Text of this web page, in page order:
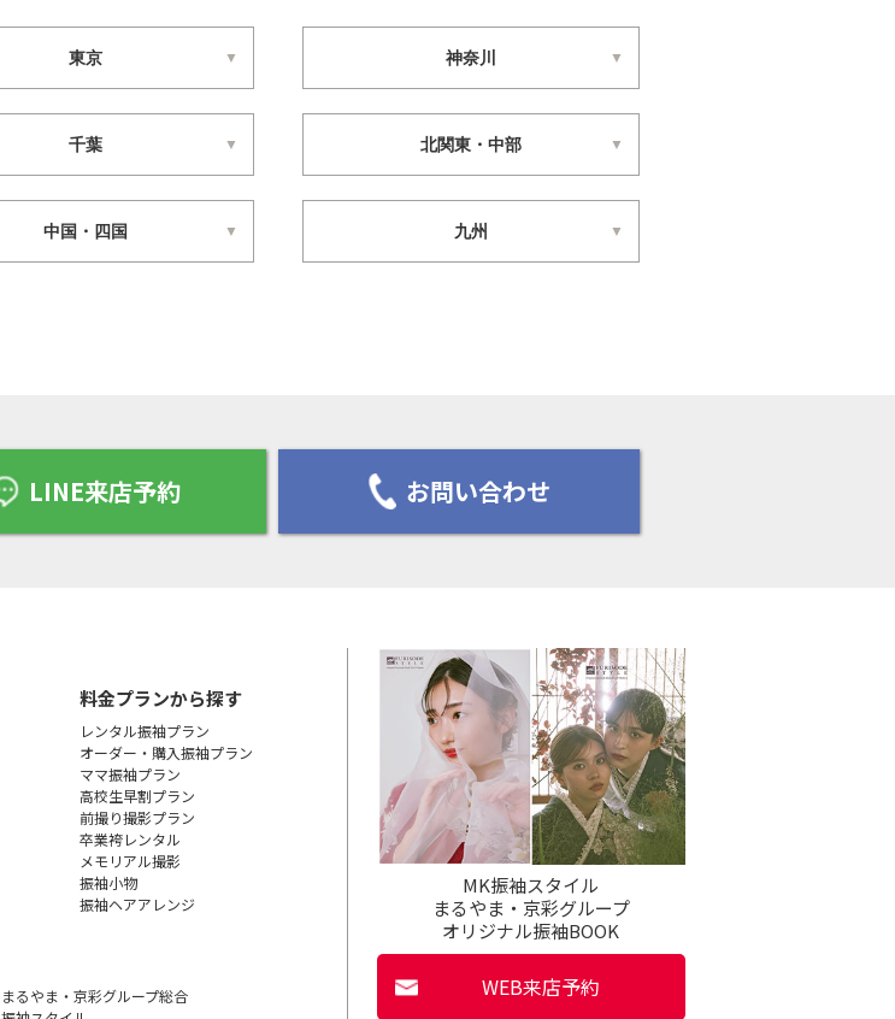
東京 神奈川
千葉 北関東・中部
中国・四国 九州
LINE来店予約 お問い合わせ
料金プランから探す
レンタル振袖プラン
オーダー・購入振袖プラン
ママ振袖プラン
高校生早割プラン
前撮り撮影プラン
卒業袴レンタル
メモリアル撮影
振袖小物
振袖ヘアアレンジ
まるやま・京彩グループ総合
MK振袖スタイル
まるやま・京彩グループ
オリジナル振袖BOOK
WEB来店予約